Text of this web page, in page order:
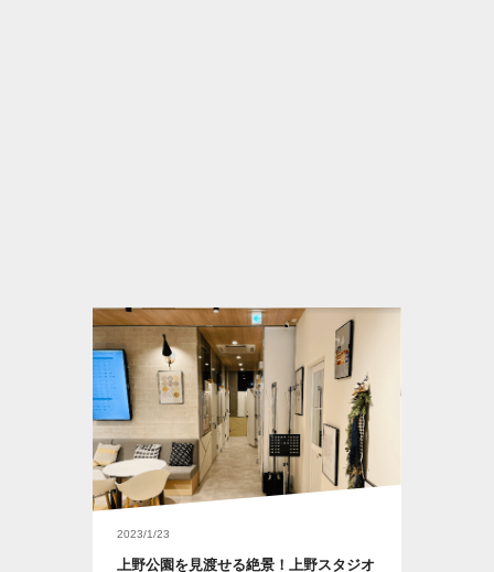
2023/1/23
上野公園を見渡せる絶景！上野スタジオ